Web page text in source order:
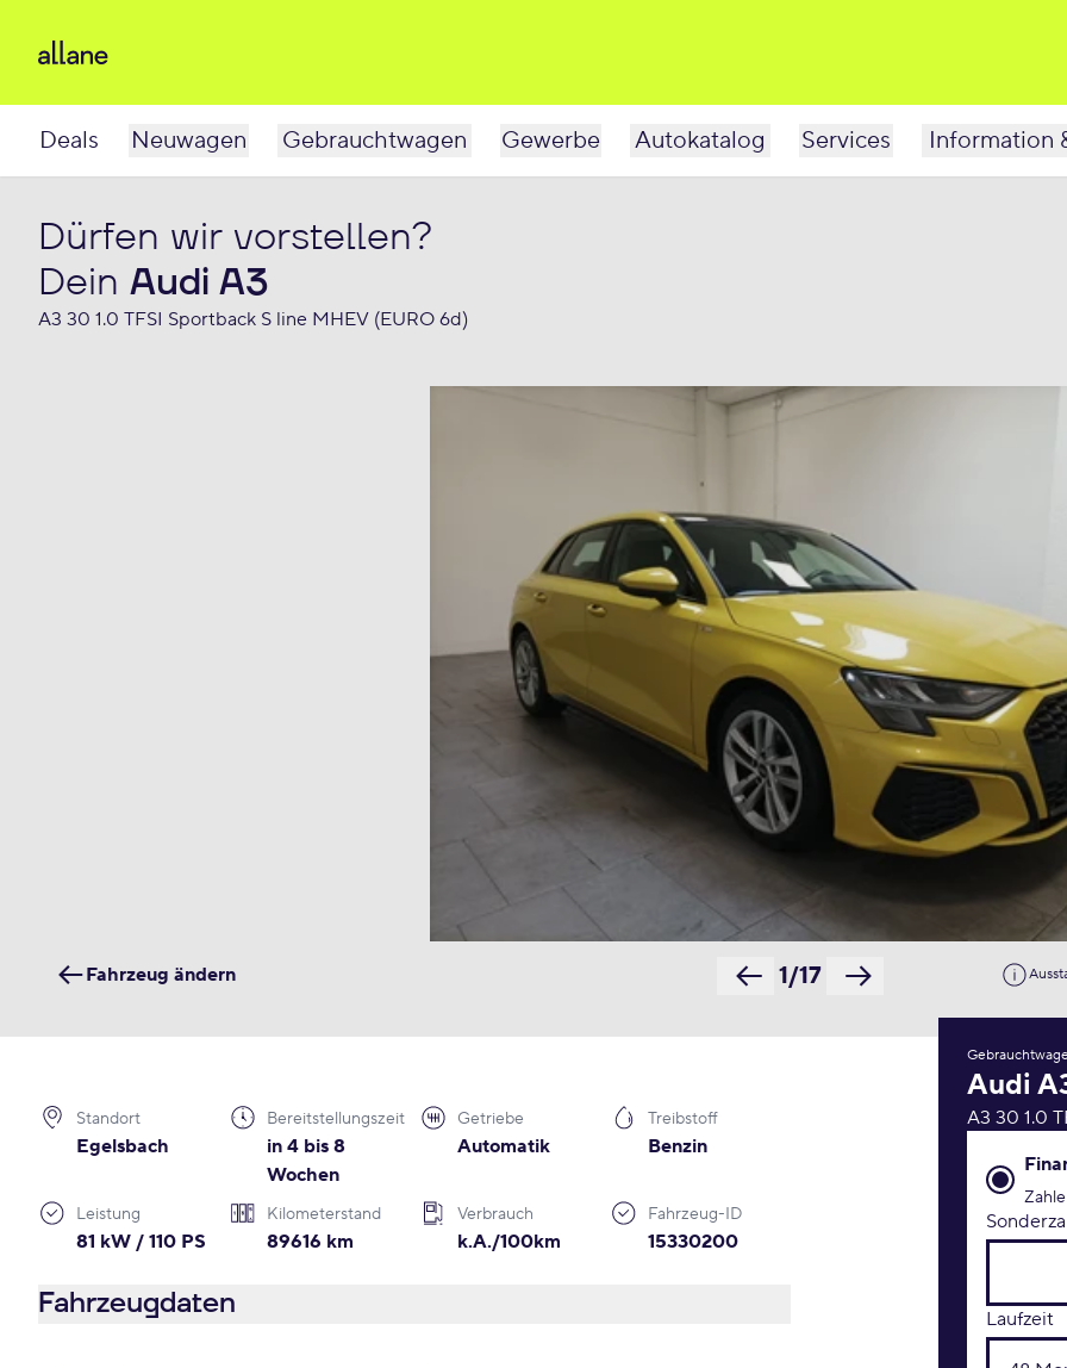
Deals Neuwagen Gebrauchtwagen Gewerbe Autokatalog Services Information
Dürfen wir vorstellen?
Dein Audi A3
A3 30 1.0 TFSI Sportback S line MHEV (EURO 6d)
1/17
Fahrzeug ändern
Audi
A3 30 1.0
Laufzeit
Standort
Egelsbach
Bereitstellungszeit
in 4 bis 8
Wochen
Getriebe
Automatik
Treibstoff
Benzin
Leistung
81 kW / 110 PS
Kilometerstand
89616 km
Verbrauch
k.A./100km
Fahrzeug-ID
15330200
Fahrzeugdaten